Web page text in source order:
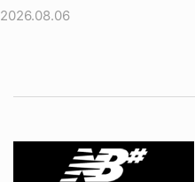
2026.08.06